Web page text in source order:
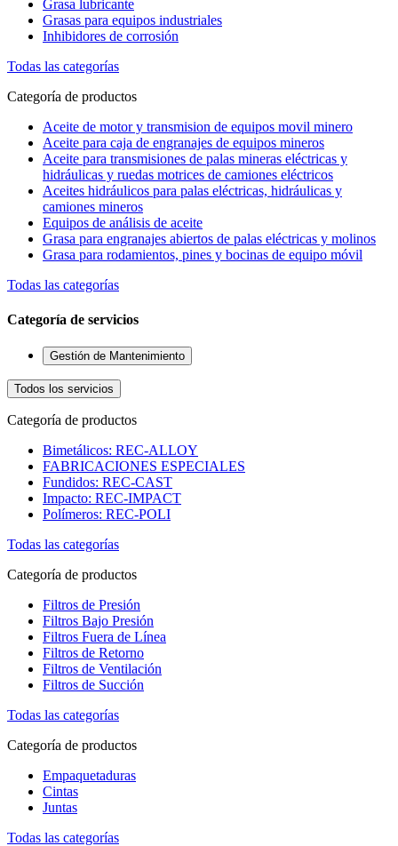
Grasa lubricante
Grasas para equipos industriales
Inhibidores de corrosión
Todas las categorías
Categoría de productos
Aceite de motor y transmision de equipos movil minero
Aceite para caja de engranajes de equipos mineros
Aceite para transmisiones de palas mineras eléctricas y
hidráulicas y ruedas motrices de camiones eléctricos
Aceites hidráulicos para palas eléctricas, hidráulicas y
camiones mineros
Equipos de análisis de aceite
Grasa para engranajes abiertos de palas eléctricas y molinos
Grasa para rodamientos, pines y bocinas de equipo móvil
Todas las categorías
Categoría de servicios
Gestión de Mantenimiento
Todos los servicios
Categoría de productos
Bimetálicos: REC-ALLOY
FABRICACIONES ESPECIALES
Fundidos: REC-CAST
Impacto: REC-IMPACT
Polímeros: REC-POLI
Todas las categorías
Categoría de productos
Filtros de Presión
Filtros Bajo Presión
Filtros Fuera de Línea
Filtros de Retorno
Filtros de Ventilación
Filtros de Succión
Todas las categorías
Categoría de productos
Empaquetaduras
Cintas
Juntas
Todas las categorías